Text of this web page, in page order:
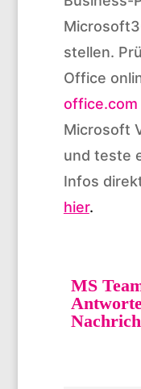
stellen.
Office
office.com
Microsoft
und teste
Infos
hier.
MS